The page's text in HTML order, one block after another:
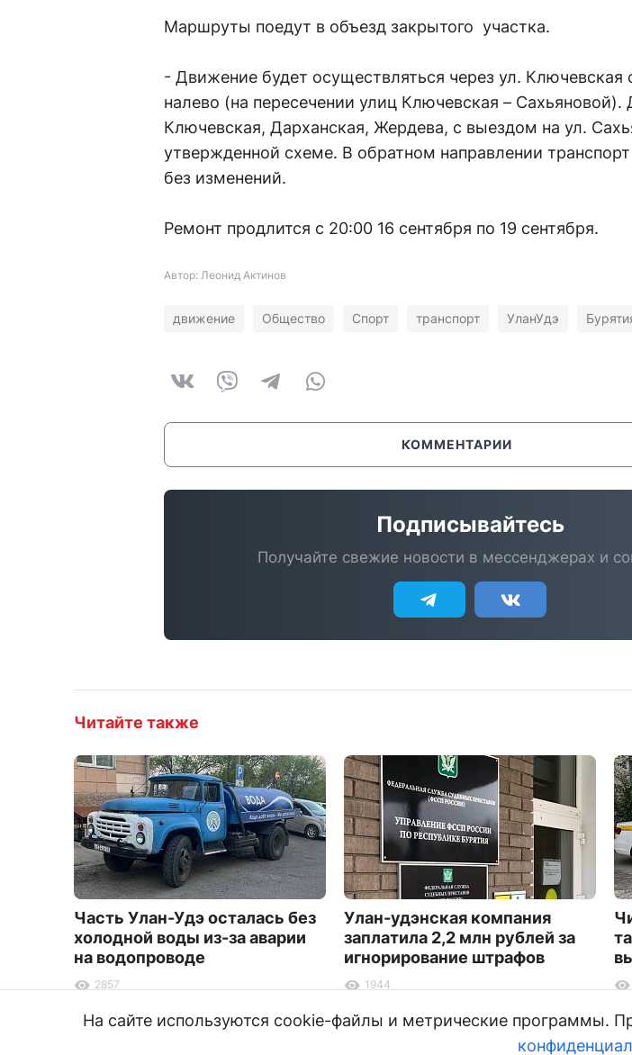
Маршруты поедут в объезд закрытого участка.
- Движение будет осуществляться через ул. Ключевская
налево (на пересечении улиц Ключевская – Сахьяновой).
Ключевская, Дарханская, Жердева, с выездом на ул.
утвержденной схеме. В обратном направлении транспорт
без изменений.
Ремонт продлится с 20:00 16 сентября по 19 сентября.
Автор: Леонид Актинов
движение Общество Спорт транспорт УланУдэ
КОММЕНТАРИИ
Подписывайтесь
Получайте свежие новости в мессенджерах и
Читайте также
Часть Улан-Удэ осталась без
холодной воды из-за аварии
на водопроводе
2857
Улан-удэнская компания
заплатила 2,2 млн рублей за
игнорирование штрафов
1944
На сайте используются cookie-файлы и метрические программы.